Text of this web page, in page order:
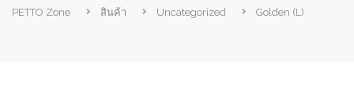
PETTO Zone สินค้า Uncategorized Golden (L)